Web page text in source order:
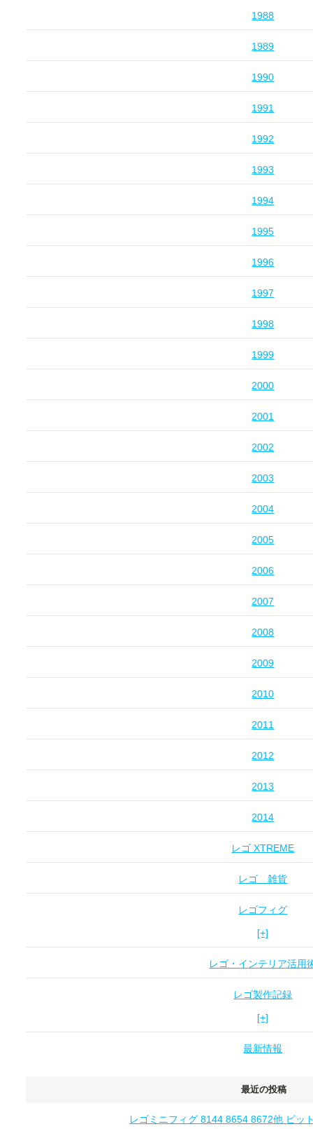
1988
1989
1990
1991
1992
1993
1994
1995
1996
1997
1998
1999
2000
2001
2002
2003
2004
2005
2006
2007
2008
2009
2010
2011
2012
2013
2014
レゴ XTREME
レゴ 雑貨
レゴフィグ
[+]
レゴ・インテリア活用
レゴ製作記録
[+]
最新情報
最近の投稿
レゴミニフィグ 8144 8654 8672他 ピッ